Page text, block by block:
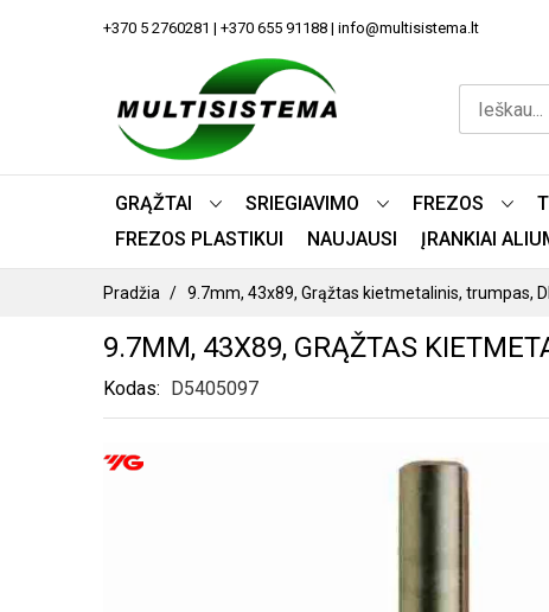
+370 5 2760281 | +370 655 91188 | info@multisistema.lt
GRĄŽTAI SRIEGIAVIMO FREZOS
FREZOS PLASTIKUI
NAUJAUSI ĮRANKIAI
Pradžia 9.7mm, 43x89, Grąžtas kietmetalinis, trumpas,
9.7MM, 43X89, GRĄŽTAS
Kodas D5405097
PEREITI